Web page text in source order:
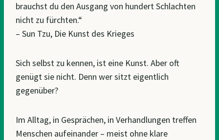
brauchst du den Ausgang von hundert Schlachten
nicht zu fürchten.“
– Sun Tzu, Die Kunst des Krieges
Sich selbst zu kennen, ist eine Kunst. Aber oft
genügt sie nicht. Denn wer sitzt eigentlich
gegenüber?
Im Alltag, in Gesprächen, in Verhandlungen treffen
Menschen aufeinander – meist ohne klare